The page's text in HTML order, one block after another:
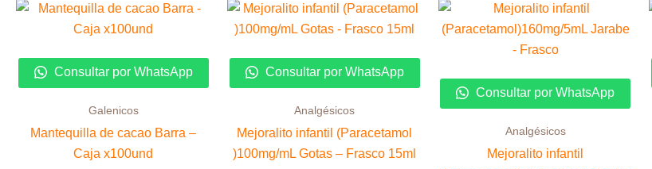
Consultar por WhatsApp
Galenicos
Mantequilla de cacao Barra –
Caja x100und
Consultar por WhatsApp
Analgésicos
Mejoralito infantil (Paracetamol
)100mg/mL Gotas – Frasco 15ml
Consultar por WhatsApp
Analgésicos
Mejoralito infantil